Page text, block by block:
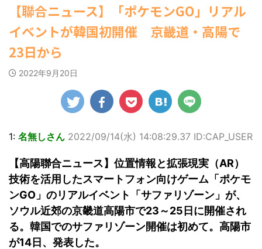
めアンテナ (8/29 00:00)
い食べ方。そして雪美と食べる... / 気
になるニュースまとめアンテナ
00:00)
【速報】スプラトゥーン公式、謝
罪 / 気になるニュースまとめアンテナ
(8/28 23:50)
Powered by livedoor 相互
【為替相場】為替介入により一時
1ドル157円台 しかし戻しも... / にゅー
すなう！ まとめアンテナ (7/30
22:16)
ンだ」 熊本地震直後の日本の対... / に
ゅーすなう！ まとめアンテナ
Powered by livedoor 相互
があらわになった
ビキニ姿を披露し
ました。 「素敵
ーで綺麗」 田中さ
絵文字と共に、自
しました。 黒っぽ
いビキニを着用し
り、大人っぽい表
情を見せる姿で
た胸元や引き締ま
った腹筋など、美
しいボディがとて
もセクシーです
ね。 2枚目はモノ
クロショット ...
イト『ヤングアニ
マルWeb』のグラ
ビアに初登場し
トが掲載されてお
り、ボディライン
クシーニット姿の
カットから、笑顔
ニ、迫力バスト目
を引くランジェリ
ー姿のカットなど
盛りだくさんの内
容となっている。
http://www.rbbto
da ...
「OS☆K」の南み
ゆかさんが、6月
20日発売のマンガ
日生まれの16歳。
今年2月に同誌の表
も再登場した。
年生にグラビア界
が揺れた！！」と
紹介され、水着姿
を披露した。 ...
【聯合ニュース】「ポケモンGO」リアル
イベントが韓国初開催 京畿道・高陽で
23日から
2022年9月20日
1: 名無しさん 2022/09/14(水) 14:08:29.37 ID:CAP_USER
【高陽聯合ニュース】位置情報と拡張現実（AR）
技術を活用したスマートフォン向けゲーム「ポケモ
ンGO」のリアルイベント「サファリゾーン」が、
ソウル近郊の京畿道高陽市で23～25日に開催され
る。韓国でのサファリゾーン開催は初めて。高陽市
が14日、発表した。